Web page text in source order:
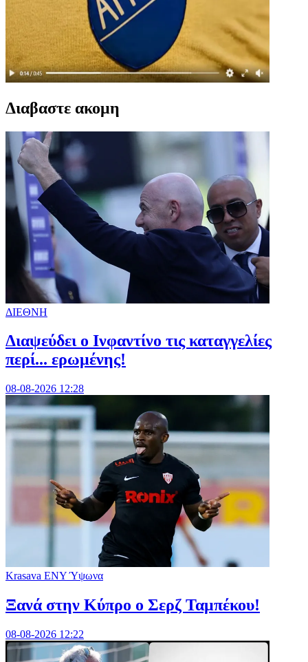
Διαβαστε ακομη
ΔΙΕΘΝΗ
Διαψεύδει ο Ινφαντίνο τις καταγγελίες
περί... ερωμένης!
08-08-2026 12:28
Krasava ENY Ύψωνα
Ξανά στην Κύπρο ο Σερζ Ταμπέκου!
08-08-2026 12:22